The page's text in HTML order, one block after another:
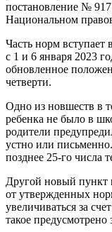
постановление № 917
Национальном
Часть норм вступает
с 1 и 6 января 2023
обновленное
четверти.
Одно из новшеств в
ребенка не было в
родители
устно или
позднее 25-го числа
Другой новый пункт
от утвержденных
увеличиваться за
такое предусмотрено